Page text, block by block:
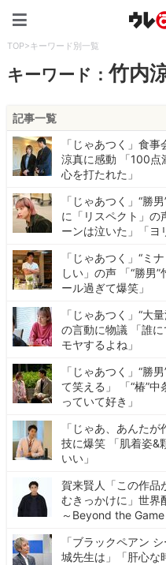
TOP>キーワード別一覧
キーワード：竹内
記事一覧
「じゃあつく」食事
涼真に感動 「100点
心を打たれた」
「じゃあつく」“勝
に「リスペクト」の
ーンは泣いた」「ヨ
「じゃあつく」“ミ
しい」の声 「“勝男
ール過ぎて爆笑」
「じゃあつく」“大
の言動に物議 「誰
モヤするよね」
「じゃあつく」“勝
て笑える」 「“椿”
っていて好き」
「じゃあ、あんた
技に爆笑 「肌着姿&
いい」
賀来賢人「この作品
むきっかけに」世界
～Beyond the Game
「ブラックペアン
城先生は」「肝心な